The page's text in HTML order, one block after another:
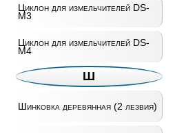
Циклон для измельчителей DS-
M3
Циклон для измельчителей DS-
M4
Ш
Шинковка деревянная (2 лезвия)